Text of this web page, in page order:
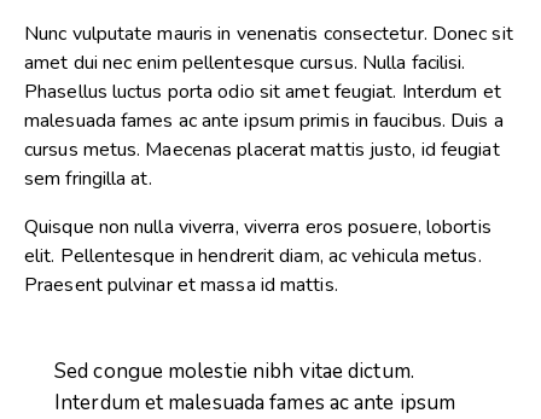
Nunc vulputate mauris in venenatis consectetur. Donec sit
amet dui nec enim pellentesque cursus. Nulla facilisi.
Phasellus luctus porta odio sit amet feugiat. Interdum et
malesuada fames ac ante ipsum primis in faucibus. Duis a
cursus metus. Maecenas placerat mattis justo, id feugiat
sem fringilla at.
Quisque non nulla viverra, viverra eros posuere, lobortis
elit. Pellentesque in hendrerit diam, ac vehicula metus.
Praesent pulvinar et massa id mattis.
Sed congue molestie nibh vitae dictum.
Interdum et malesuada fames ac ante ipsum